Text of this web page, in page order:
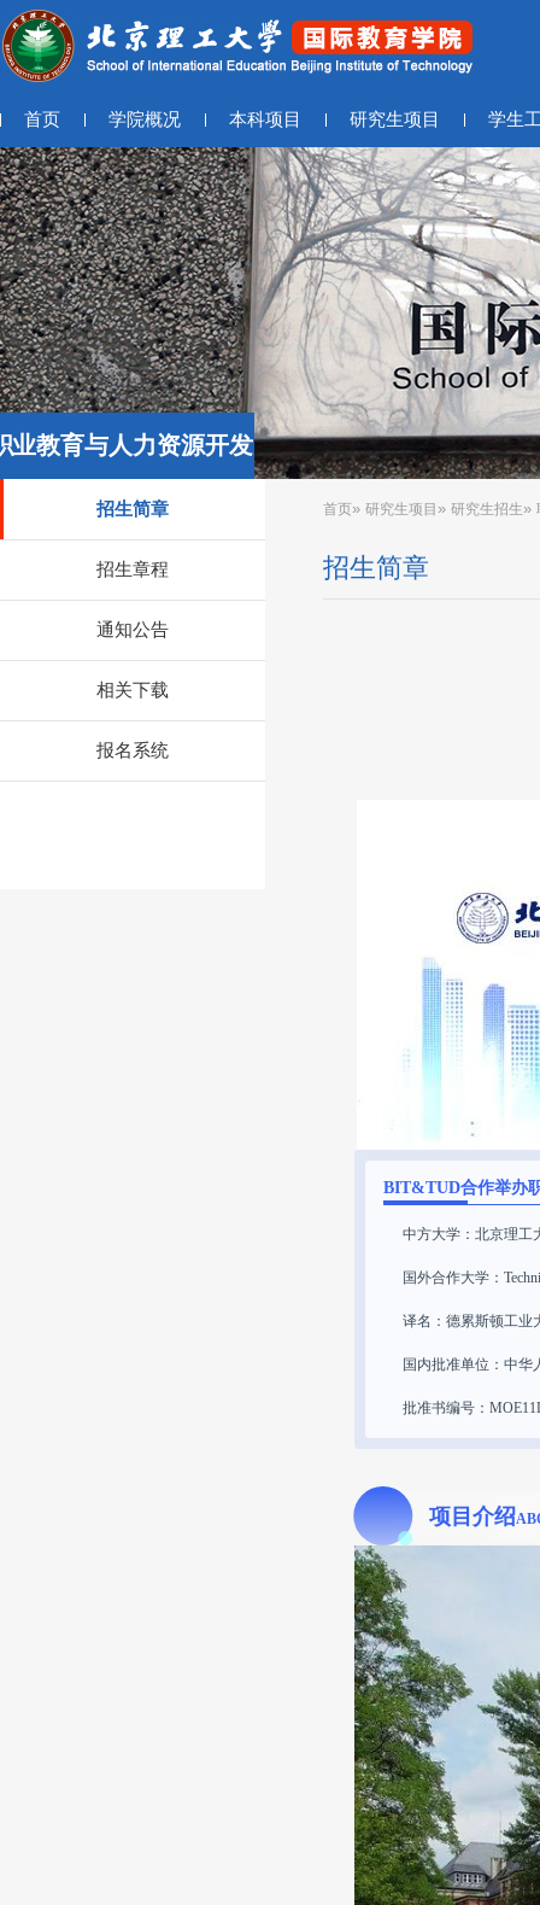
首页 学院概况 本科项目 研究生项目 学生
业教育与人力资源开发
招生简章
招生章程
通知公告
相关下载
报名系统
首页» 研究生项目 » 研究生招生»
招生简章
BIT&TUD合作举办
中方大学：北京理工
国外合作大学：
译名：德累斯顿工业
国内批准单位：中华
批准书编号：
项目介绍